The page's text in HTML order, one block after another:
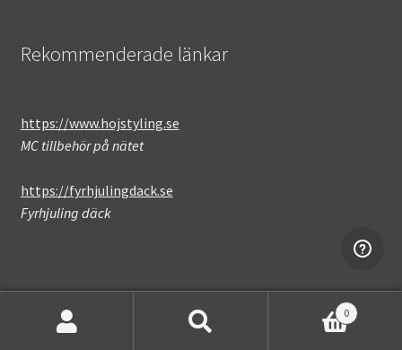
Rekommenderade länkar
https://www.hojstyling.se
MC tillbehör på nätet
https://fyrhjulingdack.se
Fyrhjuling däck
0